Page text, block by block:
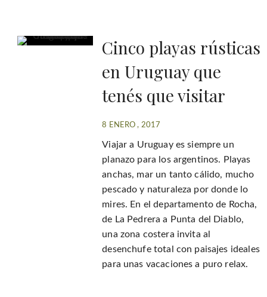
Cinco playas rústicas
en Uruguay que
tenés que visitar
8 ENERO , 2017
Viajar a Uruguay es siempre un
planazo para los argentinos. Playas
anchas, mar un tanto cálido, mucho
pescado y naturaleza por donde lo
mires. En el departamento de Rocha,
de La Pedrera a Punta del Diablo,
una zona costera invita al
desenchufe total con paisajes ideales
para unas vacaciones a puro relax.